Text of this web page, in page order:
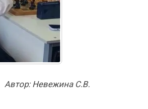
Автор: Невежина С.В.